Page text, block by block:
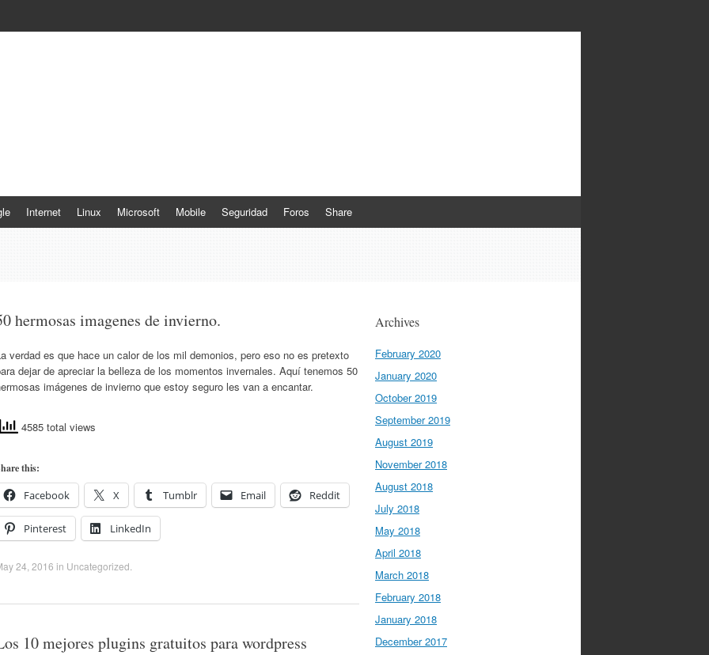
Internet Linux Microsoft Mobile Seguridad Foros Share
hermosas imagenes de invierno.
verdad es que hace un calor de los mil demonios, pero eso no es pretexto
dejar de apreciar la belleza de los momentos invernales. Aquí tenemos 50
imágenes de invierno que estoy seguro les van a encantar.
4585 total views
this:
Facebook X Tumblr Email Reddit
Pinterest LinkedIn
24, 2016 in Uncategorized
10 mejores plugins gratuitos para wordpress
Archives
February 2020
January 2020
October 2019
September 2019
August 2019
November 2018
August 2018
July 2018
May 2018
April 2018
March 2018
February 2018
January 2018
December 2017